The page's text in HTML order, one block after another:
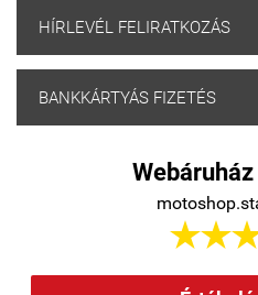
HÍRLEVÉL FELIRATKOZÁS
BANKKÁRTYÁS FIZETÉS
